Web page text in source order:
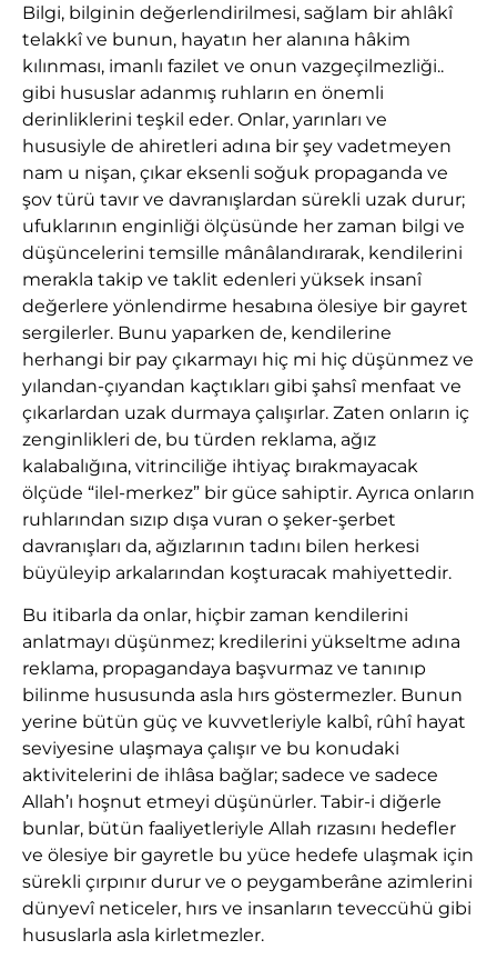
Bilgi, bilginin değerlendirilmesi, sağlam bir ahlâkî
telakkî ve bunun, hayatın her alanına hâkim
kılınması, imanlı fazilet ve onun vazgeçilmezliği..
gibi hususlar adanmış ruhların en önemli
derinliklerini teşkil eder. Onlar, yarınları ve
hususiyle de ahiretleri adına bir şey vadetmeyen
nam u nişan, çıkar eksenli soğuk propaganda ve
şov türü tavır ve davranışlardan sürekli uzak durur;
ufuklarının enginliği ölçüsünde her zaman bilgi ve
düşüncelerini temsille mânâlandırarak, kendilerini
merakla takip ve taklit edenleri yüksek insanî
değerlere yönlendirme hesabına ölesiye bir gayret
sergilerler. Bunu yaparken de, kendilerine
herhangi bir pay çıkarmayı hiç mi hiç düşünmez ve
yılandan-çıyandan kaçtıkları gibi şahsî menfaat ve
çıkarlardan uzak durmaya çalışırlar. Zaten onların iç
zenginlikleri de, bu türden reklama, ağız
kalabalığına, vitrinciliğe ihtiyaç bırakmayacak
ölçüde “ilel-merkez” bir güce sahiptir. Ayrıca onların
ruhlarından sızıp dışa vuran o şeker-şerbet
davranışları da, ağızlarının tadını bilen herkesi
büyüleyip arkalarından koşturacak mahiyettedir.
Bu itibarla da onlar, hiçbir zaman kendilerini
anlatmayı düşünmez; kredilerini yükseltme adına
reklama, propagandaya başvurmaz ve tanınıp
bilinme hususunda asla hırs göstermezler. Bunun
yerine bütün güç ve kuvvetleriyle kalbî, rûhî hayat
seviyesine ulaşmaya çalışır ve bu konudaki
aktivitelerini de ihlâsa bağlar; sadece ve sadece
Allah’ı hoşnut etmeyi düşünürler. Tabir-i diğerle
bunlar, bütün faaliyetleriyle Allah rızasını hedefler
ve ölesiye bir gayretle bu yüce hedefe ulaşmak için
sürekli çırpınır durur ve o peygamberâne azimlerini
dünyevî neticeler, hırs ve insanların teveccühü gibi
hususlarla asla kirletmezler.